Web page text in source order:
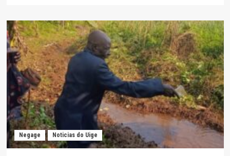
Negage Noticias do Uige